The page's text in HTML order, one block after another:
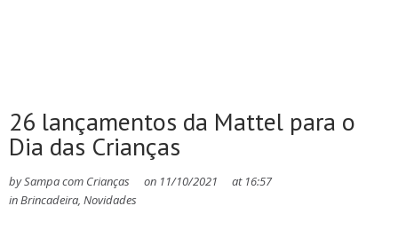
26 lançamentos da Mattel para o
Dia das Crianças
bySampa com Crianças on 11/10/2021 at 16:57
inBrincadeira, Novidades